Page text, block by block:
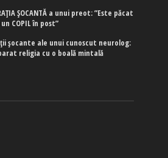
ȘOCANTĂ a unui preot: ”Este păcat
COPIL în post”
şocante ale unui cunoscut neurolog:
religia cu o boală mintală